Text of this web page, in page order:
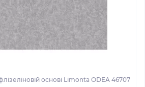
основі Limonta ODEA 46707